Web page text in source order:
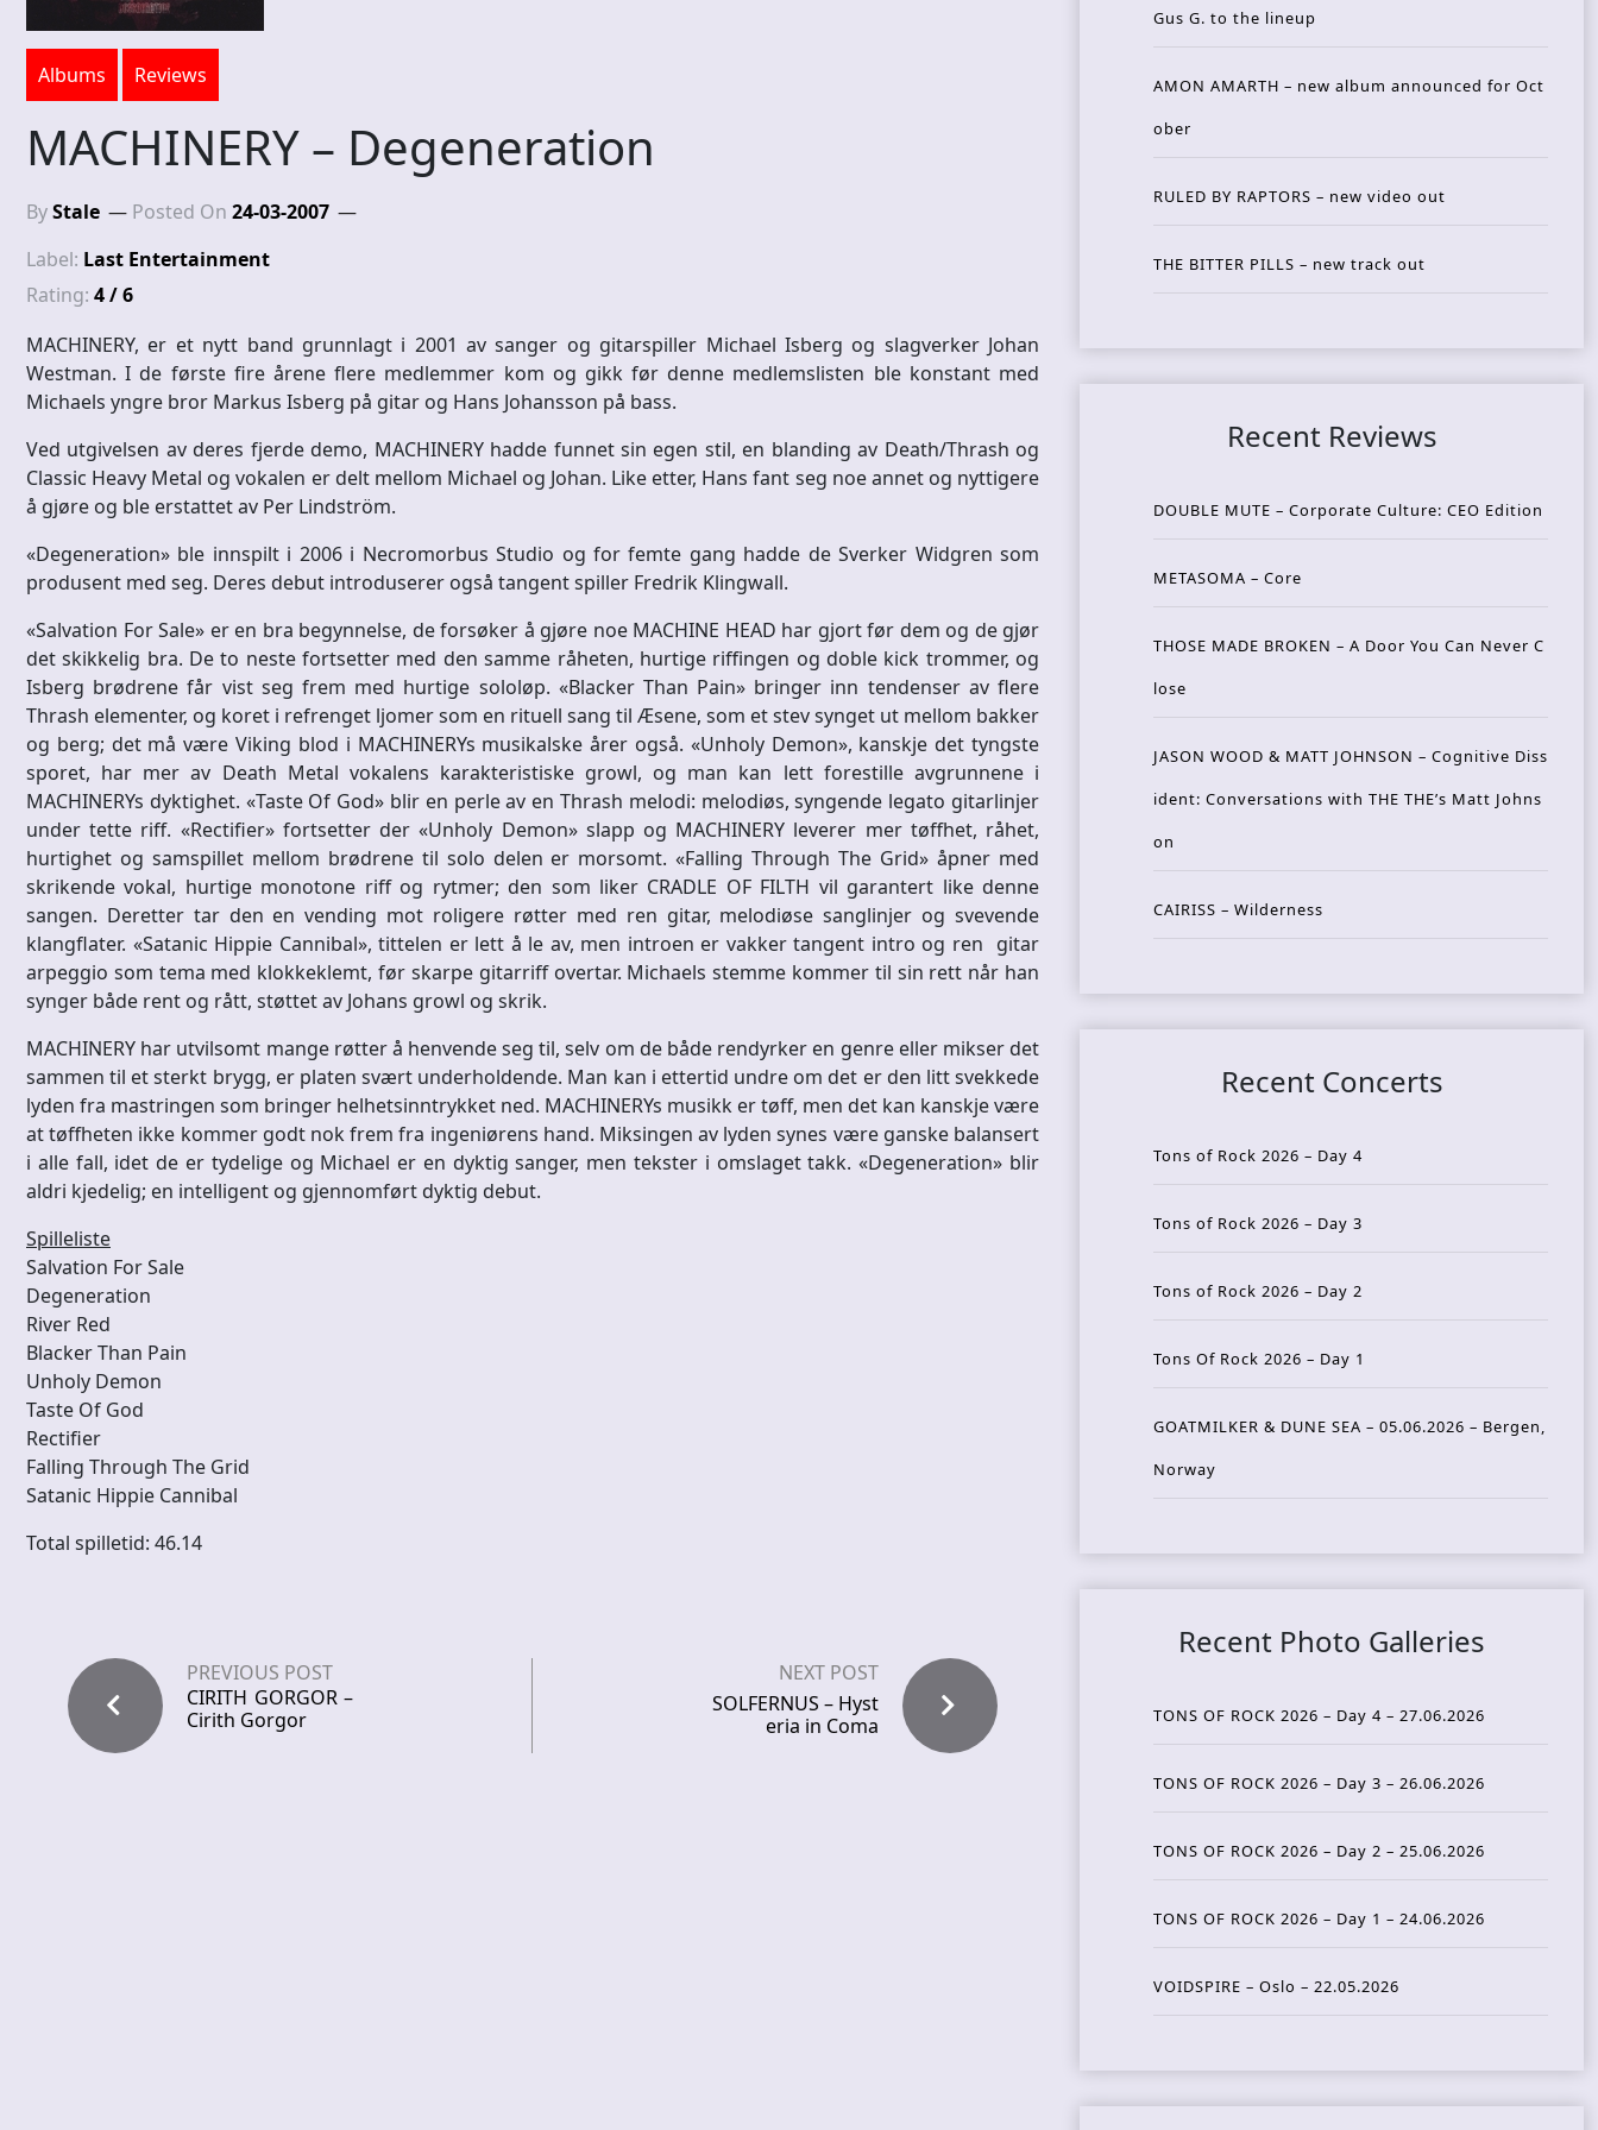
Albums Reviews
MACHINERY – Degeneration
ByStale Posted On 24-03-2007
Label: Last Entertainment
Rating: 4 / 6
MACHINERY, er et nytt band grunnlagt i 2001 av sanger og gitarspiller Michael Isberg og slagverker Johan
Westman. I de første fire årene flere medlemmer kom og gikk før denne medlemslisten ble konstant med
Michaels yngre bror Markus Isberg på gitar og Hans Johansson på bass.
Ved utgivelsen av deres fjerde demo, MACHINERY hadde funnet sin egen stil, en blanding av Death/Thrash og
Classic Heavy Metal og vokalen er delt mellom Michael og Johan. Like etter, Hans fant seg noe annet og nyttigere
å gjøre og ble erstattet av Per Lindström.
«Degeneration» ble innspilt i 2006 i Necromorbus Studio og for femte gang hadde de Sverker Widgren som
produsent med seg. Deres debut introduserer også tangent spiller Fredrik Klingwall.
«Salvation For Sale» er en bra begynnelse, de forsøker å gjøre noe MACHINE HEAD har gjort før dem og de gjør
det skikkelig bra. De to neste fortsetter med den samme råheten, hurtige riffingen og doble kick trommer, og
Isberg brødrene får vist seg frem med hurtige sololøp. «Blacker Than Pain» bringer inn tendenser av flere
Thrash elementer, og koret i refrenget ljomer som en rituell sang til Æsene, som et stev synget ut mellom bakker
og berg; det må være Viking blod i MACHINERYs musikalske årer også. «Unholy Demon», kanskje det tyngste
sporet, har mer av Death Metal vokalens karakteristiske growl, og man kan lett forestille avgrunnene i
MACHINERYs dyktighet. «Taste Of God» blir en perle av en Thrash melodi: melodiøs, syngende legato gitarlinjer
under tette riff. «Rectifier» fortsetter der «Unholy Demon» slapp og MACHINERY leverer mer tøffhet, råhet,
hurtighet og samspillet mellom brødrene til solo delen er morsomt. «Falling Through The Grid» åpner med
skrikende vokal, hurtige monotone riff og rytmer; den som liker CRADLE OF FILTH vil garantert like denne
sangen. Deretter tar den en vending mot roligere røtter med ren gitar, melodiøse sanglinjer og svevende
klangflater. «Satanic Hippie Cannibal», tittelen er lett å le av, men introen er vakker tangent intro og ren gitar
arpeggio som tema med klokkeklemt, før skarpe gitarriff overtar. Michaels stemme kommer til sin rett når han
synger både rent og rått, støttet av Johans growl og skrik.
MACHINERY har utvilsomt mange røtter å henvende seg til, selv om de både rendyrker en genre eller mikser det
sammen til et sterkt brygg, er platen svært underholdende. Man kan i ettertid undre om det er den litt svekkede
lyden fra mastringen som bringer helhetsinntrykket ned. MACHINERYs musikk er tøff, men det kan kanskje være
at tøffheten ikke kommer godt nok frem fra ingeniørens hand. Miksingen av lyden synes være ganske balansert
i alle fall, idet de er tydelige og Michael er en dyktig sanger, men tekster i omslaget takk. «Degeneration» blir
aldri kjedelig; en intelligent og gjennomført dyktig debut.
Spilleliste
Salvation For Sale
Degeneration
River Red
Blacker Than Pain
Unholy Demon
Taste Of God
Rectifier
Falling Through The Grid
Satanic Hippie Cannibal
Total spilletid: 46.14
PREVIOUS POST
CIRITH GORGOR –
Cirith Gorgor
NEXT POST
SOLFERNUS – Hyst
eria in Coma
Gus G. to the lineup
AMON AMARTH – new album announced for Oct
ober
RULED BY RAPTORS – new video out
THE BITTER PILLS – new track out
Recent Reviews
DOUBLE MUTE – Corporate Culture: CEO Edition
METASOMA – Core
THOSE MADE BROKEN – A Door You Can Never C
lose
JASON WOOD & MATT JOHNSON – Cognitive Diss
ident: Conversations with THE THE’s Matt Johns
on
CAIRISS – Wilderness
Recent Concerts
Tons of Rock 2026 – Day 4
Tons of Rock 2026 – Day 3
Tons of Rock 2026 – Day 2
Tons Of Rock 2026 – Day 1
GOATMILKER & DUNE SEA – 05.06.2026 – Bergen,
Norway
Recent Photo Galleries
TONS OF ROCK 2026 – Day 4 – 27.06.2026
TONS OF ROCK 2026 – Day 3 – 26.06.2026
TONS OF ROCK 2026 – Day 2 – 25.06.2026
TONS OF ROCK 2026 – Day 1 – 24.06.2026
VOIDSPIRE – Oslo – 22.05.2026